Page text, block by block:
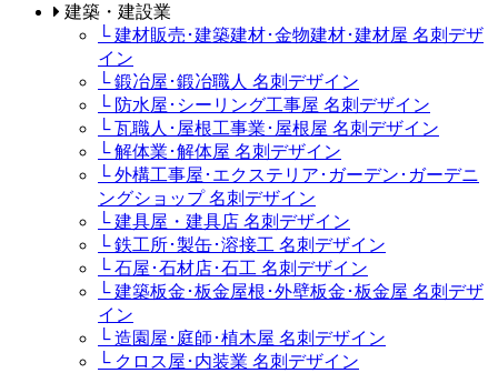
建築・建設業
└ 建材販売･建築建材･金物建材･建材屋 名刺デザ
イン
└ 鍛冶屋･鍛冶職人 名刺デザイン
└ 防水屋･シーリング工事屋 名刺デザイン
└ 瓦職人･屋根工事業･屋根屋 名刺デザイン
└ 解体業･解体屋 名刺デザイン
└ 外構工事屋･エクステリア･ガーデン･ガーデニ
ングショップ 名刺デザイン
└ 建具屋・建具店 名刺デザイン
└ 鉄工所･製缶･溶接工 名刺デザイン
└ 石屋･石材店･石工 名刺デザイン
└ 建築板金･板金屋根･外壁板金･板金屋 名刺デザ
イン
└ 造園屋･庭師･植木屋 名刺デザイン
└ クロス屋･内装業 名刺デザイン